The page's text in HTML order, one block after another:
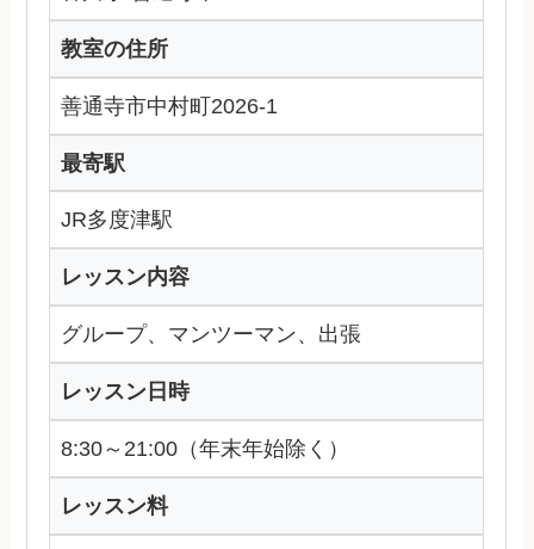
教室の住所
善通寺市中村町2026-1
最寄駅
JR多度津駅
レッスン内容
グループ、マンツーマン、出張
レッスン日時
8:30～21:00（年末年始除く）
レッスン料